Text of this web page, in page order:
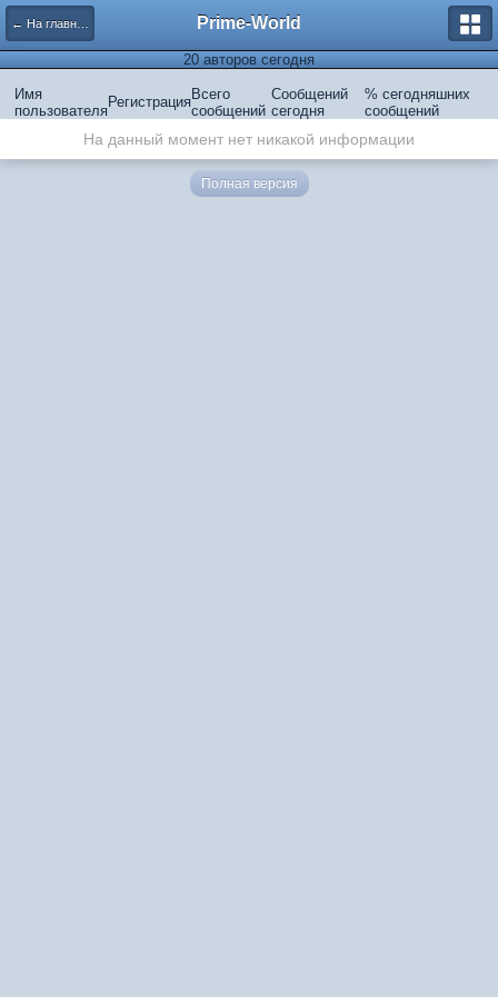
← На главную Prime-World
20 авторов сегодня
Имя
пользователя
РегистрацияВсего
сообщений
Сообщений
сегодня
% сегодняшних
сообщений
На данный момент нет никакой информации
Полная версия